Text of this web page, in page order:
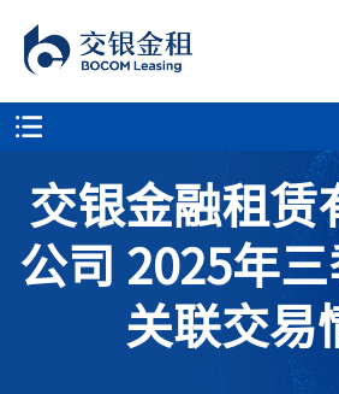
交银金融租赁
公司 2025年
关联交易